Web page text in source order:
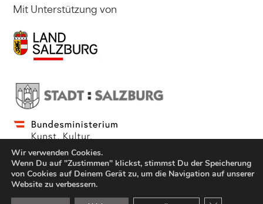
Mit Unterstützung von
© Copyright Jung und Jung Verlag GmbH 2021
Wir verwenden Cookies.
Wenn Du auf "Zustimmen" klickst, stimmst Du der Speicherung
von Cookies auf Deinem Gerät zu, um die Navigation auf unserer
Website zu verbessern.